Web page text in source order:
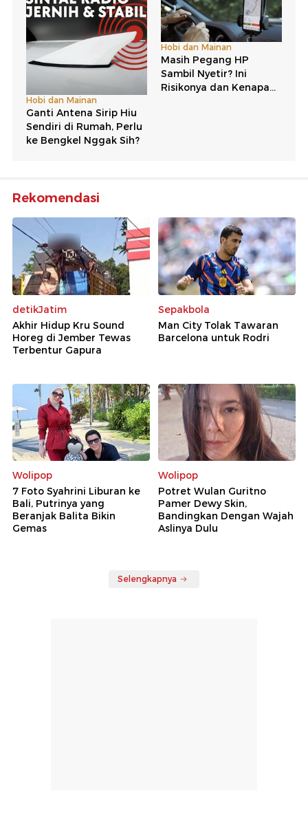
Rekomendasi
detikJatim
Akhir Hidup Kru Sound
Horeg di Jember Tewas
Terbentur Gapura
Sepakbola
Man City Tolak Tawaran
Barcelona untuk Rodri
Wolipop
7 Foto Syahrini Liburan ke
Bali, Putrinya yang
Beranjak Balita Bikin
Gemas
Wolipop
Potret Wulan Guritno
Pamer Dewy Skin,
Bandingkan Dengan Wajah
Aslinya Dulu
Selengkapnya